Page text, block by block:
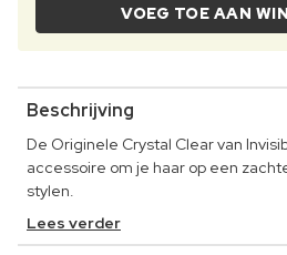
VOEG TOE AAN
Beschrijving
De Originele Crystal Clear van
accessoire om je haar op een
stylen.
Lees verder